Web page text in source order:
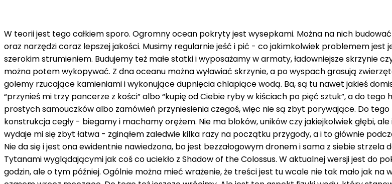
W teorii jest tego całkiem sporo. Ogromny ocean pokryty jest wysepkami. Można na nich
oraz narzędzi coraz lepszej jakości. Musimy regularnie jeść i pić - co jakimkolwiek problemem
szerokim strumieniem. Budujemy też małe statki i wyposażamy w armaty, ładowniejsze skrzynie
można potem wykopywać. Z dna oceanu można wyławiać skrzynie, a po wyspach grasują
golemy rzucające kamieniami i wykonujące dupnięcia chlapiące wodą. Ba, są tu nawet jakieś
“przynieś mi trzy pancerze z kości” albo “kupię od Ciebie ryby w kiściach po pięć sztuk”, a do
prostych samouczków albo zamówień przyniesienia czegoś, więc nie są zbyt porywające. Do
konstrukcja cegły - biegamy i machamy orężem. Nie ma bloków, uników czy jakiejkolwiek głębi,
wydaje mi się zbyt łatwa - zginąłem zaledwie kilka razy na początku przygody, a i to głównie
Nie da się i jest ona ewidentnie nawiedzona, bo jest bezzałogowym dronem i sama z siebie
Tytanami wyglądającymi jak coś co uciekło z Shadow of the Colossus. W aktualnej wersji jest do
godzin, ale o tym później. Ogólnie można mieć wrażenie, że treści jest tu wcale nie tak mało jak